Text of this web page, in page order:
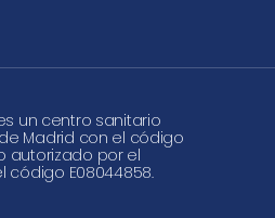
es un centro sanitario
Madrid con el código
autorizado por el
E08044858.